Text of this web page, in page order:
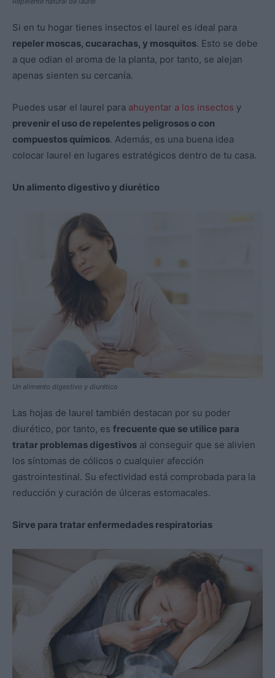
Si en tu hogar tienes insectos el laurel es ideal para
repeler moscas, cucarachas, y mosquitos. Esto se debe
a que odian el aroma de la planta, por tanto, se alejan
apenas sienten su cercanía.
Puedes usar el laurel para ahuyentar a los insectos y
prevenir el uso de repelentes peligrosos o con
compuestos químicos. Además, es una buena idea
colocar laurel en lugares estratégicos dentro de tu casa.
Un alimento digestivo y diurético
Un alimento digestivo y diurético
Las hojas de laurel también destacan por su poder
diurético, por tanto, es frecuente que se utilice para
tratar problemas digestivos al conseguir que se alivien
los síntomas de cólicos o cualquier afección
gastrointestinal. Su efectividad está comprobada para la
reducción y curación de úlceras estomacales.
Sirve para tratar enfermedades respiratorias